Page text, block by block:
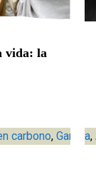
carbono,
vida: la
Noticia,Colombia,